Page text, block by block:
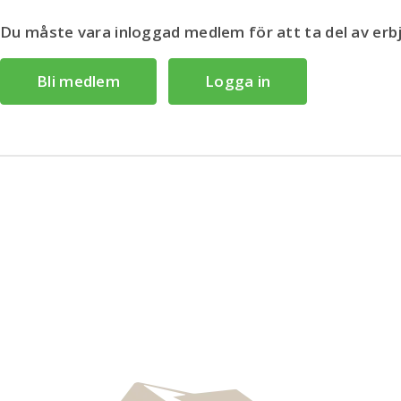
Du måste vara inloggad medlem för att ta del av
Bli medlem Logga in